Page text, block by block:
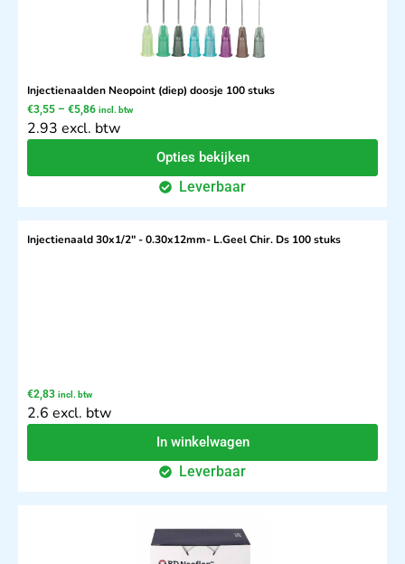
Injectienaalden Neopoint (diep) doosje 100 stuks
€3,55 – €5,86 incl. btw
2.93 excl. btw
Opties bekijken
Leverbaar
Injectienaald 30x1/2" - 0.30x12mm- L.Geel Chir. Ds 100 stuks
€2,83 incl. btw
2.6 excl. btw
In winkelwagen
Leverbaar